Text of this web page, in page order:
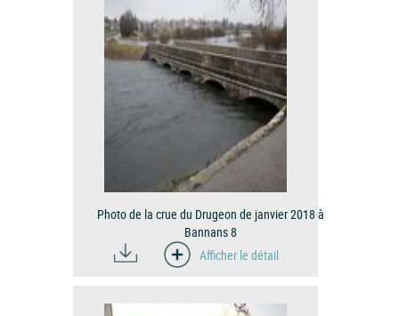
Photo de la crue du Drugeon de janvier 2018 à
Bannans 8
Afficher le détail